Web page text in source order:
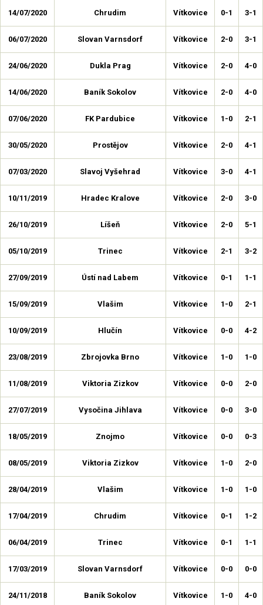
14/07/2020 Chrudim Vítkovice 0-1 3-1
06/07/2020 Slovan Varnsdorf Vítkovice 2-0 3-1
24/06/2020 Dukla Prag Vítkovice 2-0 4-0
14/06/2020 Baník Sokolov Vítkovice 2-0 4-0
07/06/2020 FK Pardubice Vítkovice 1-0 2-1
30/05/2020 Prostějov Vítkovice 2-0 4-1
07/03/2020 Slavoj Vyšehrad Vítkovice 3-0 4-1
10/11/2019 Hradec Kralove Vítkovice 2-0 3-0
26/10/2019 Líšeň Vítkovice 2-0 5-1
05/10/2019 Trinec Vítkovice 2-1 3-2
27/09/2019 Ústí nad Labem Vítkovice 0-1 1-1
15/09/2019 Vlašim Vítkovice 1-0 2-1
10/09/2019 Hlučín Vítkovice 0-0 4-2
23/08/2019 Zbrojovka Brno Vítkovice 1-0 1-0
11/08/2019 Viktoria Zizkov Vítkovice 0-0 2-0
27/07/2019 Vysočina Jihlava Vítkovice 0-0 3-0
18/05/2019 Znojmo Vítkovice 0-0 0-3
08/05/2019 Viktoria Zizkov Vítkovice 1-0 2-0
28/04/2019 Vlašim Vítkovice 1-0 1-0
17/04/2019 Chrudim Vítkovice 0-1 1-2
06/04/2019 Trinec Vítkovice 0-1 1-1
17/03/2019 Slovan Varnsdorf Vítkovice 0-0 0-0
24/11/2018 Baník Sokolov Vítkovice 1-0 4-0